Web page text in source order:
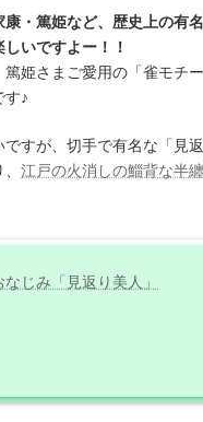
康・篤姫など、歴史上の有
いですよー！！
篤姫さまご愛用の「雀モチ
す♪
ですが、切手で有名な「見
江戸の火消しの鯔背な半纏
じみ「見返り美人」